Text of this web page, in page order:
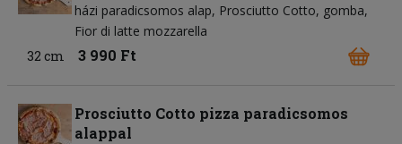
házi paradicsomos alap Prosciutto Cotto gomba
Fior di latte mozzarella
32 cm
3 990 Ft
Prosciutto Cotto pizza paradicsomos
alappal